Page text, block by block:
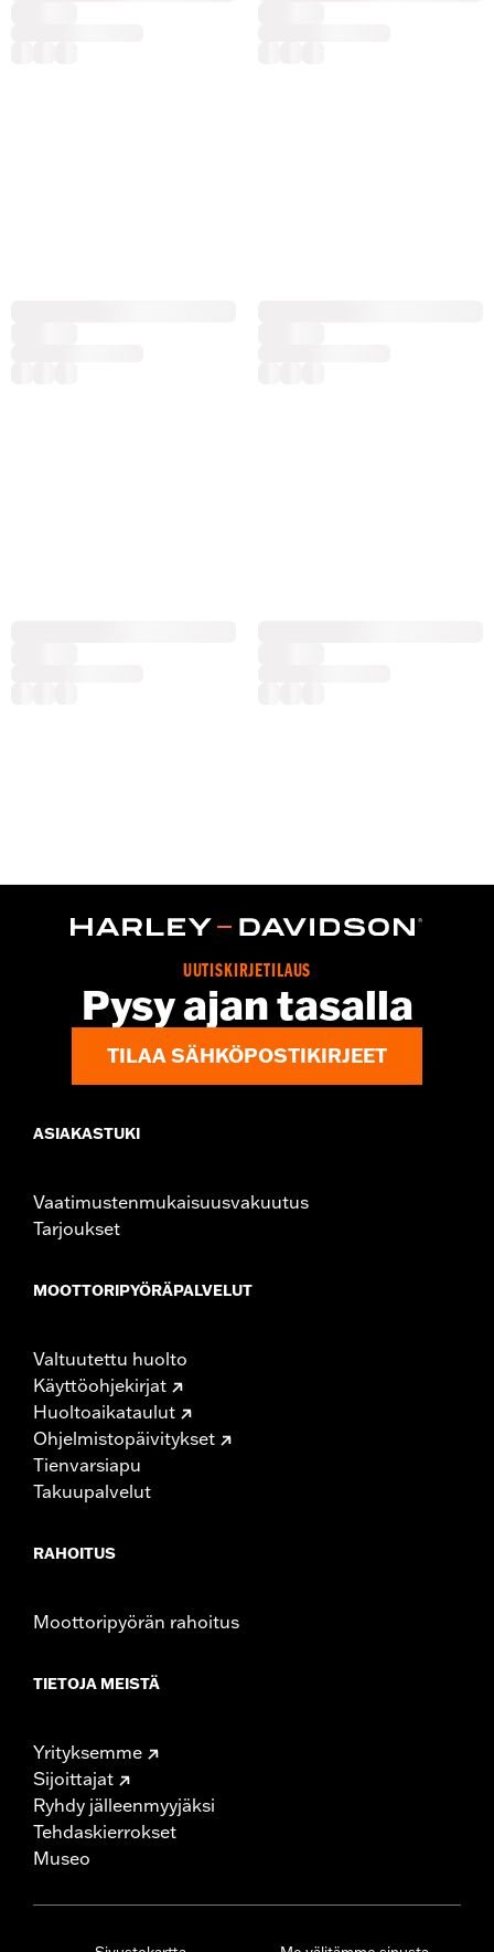
UUTISKIRJETILAUS
Pysy ajan tasalla
TILAA SÄHKÖPOSTIKIRJEET
ASIAKASTUKI
Vaatimustenmukaisuusvakuutus
Tarjoukset
MOOTTORIPYÖRÄPALVELUT
Valtuutettu huolto
Käyttöohjekirjat
Huoltoaikataulut
Ohjelmistopäivitykset
Tienvarsiapu
Takuupalvelut
RAHOITUS
Moottoripyörän rahoitus
TIETOJA MEISTÄ
Yrityksemme
Sijoittajat
Ryhdy jälleenmyyjäksi
Tehdaskierrokset
Museo